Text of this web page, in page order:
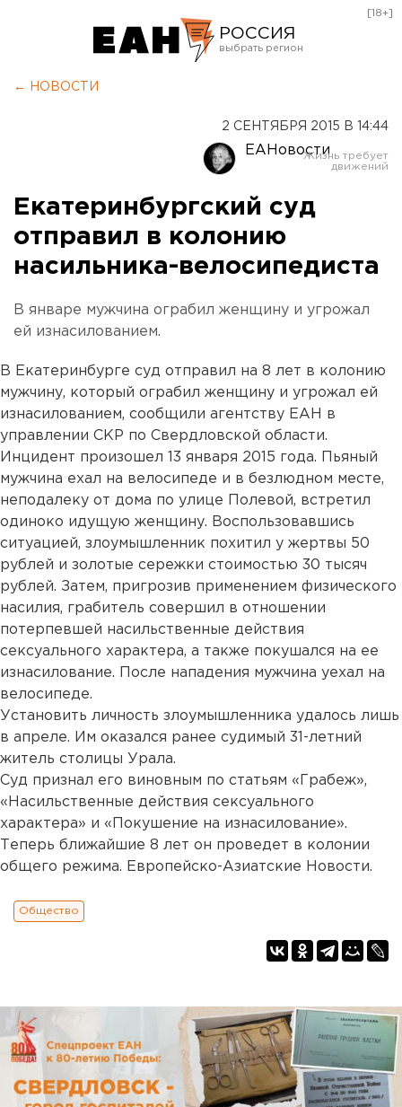
РОССИЯ
Оренбург
[18+]
← НОВОСТИ
2 СЕНТЯБРЯ 2015 В 14:44
ЕАНовости
Екатеринбургский суд
отправил в колонию
насильника-велосипедиста
В январе мужчина ограбил женщину и угрожал
ей изнасилованием.
В Екатеринбурге суд отправил на 8 лет в колонию
мужчину, который ограбил женщину и угрожал ей
изнасилованием, сообщили агентству ЕАН в
управлении СКР по Свердловской области.
Инцидент произошел 13 января 2015 года. Пьяный
мужчина ехал на велосипеде и в безлюдном месте,
неподалеку от дома по улице Полевой, встретил
одиноко идущую женщину. Воспользовавшись
ситуацией, злоумышленник похитил у жертвы 50
рублей и золотые сережки стоимостью 30 тысяч
рублей. Затем, пригрозив применением физического
насилия, грабитель совершил в отношении
потерпевшей насильственные действия
сексуального характера, а также покушался на ее
изнасилование. После нападения мужчина уехал на
велосипеде.
Установить личность злоумышленника удалось лишь
в апреле. Им оказался ранее судимый 31-летний
житель столицы Урала.
Суд признал его виновным по статьям «Грабеж»,
«Насильственные действия сексуального
характера» и «Покушение на изнасилование».
Теперь ближайшие 8 лет он проведет в колонии
общего режима. Европейско-Азиатские Новости.
Общество